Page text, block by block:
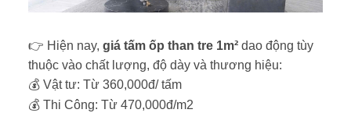
👉 Hiện nay, giá tấm ốp than tre 1m² dao động tùy
thuộc vào chất lượng, độ dày và thương hiệu:
💰 Vật tư: Từ 360,000đ/ tấm
💰 Thi Công: Từ 470,000đ/m2